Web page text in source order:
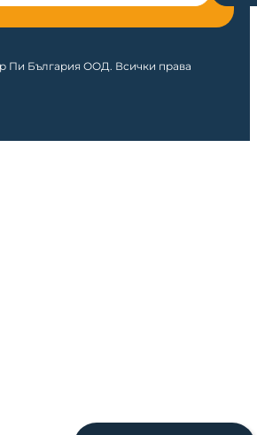
Пи България ООД. Всички права